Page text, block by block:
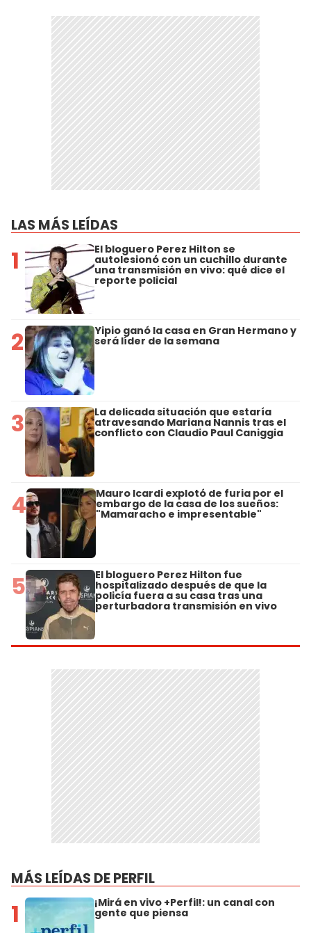
LAS MÁS LEÍDAS
1 El bloguero Perez Hilton se
autolesionó con un cuchillo durante
una transmisión en vivo: qué dice el
reporte policial
2 Yipio ganó la casa en Gran Hermano y
será líder de la semana
3 La delicada situación que estaría
atravesando Mariana Nannis tras el
conflicto con Claudio Paul Caniggia
4 Mauro Icardi explotó de furia por el
embargo de la casa de los sueños:
"Mamaracho e impresentable"
5 El bloguero Perez Hilton fue
hospitalizado después de que la
policía fuera a su casa tras una
perturbadora transmisión en vivo
MÁS LEÍDAS DE PERFIL
1 ¡Mirá en vivo +Perfil!: un canal con
gente que piensa